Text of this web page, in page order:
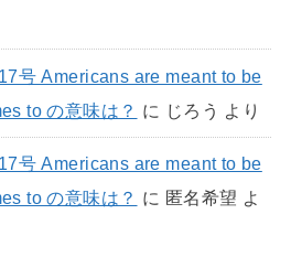
号 Americans are meant to be
to の意味は？ に じろう より
号 Americans are meant to be
to の意味は？ に 匿名希望 よ